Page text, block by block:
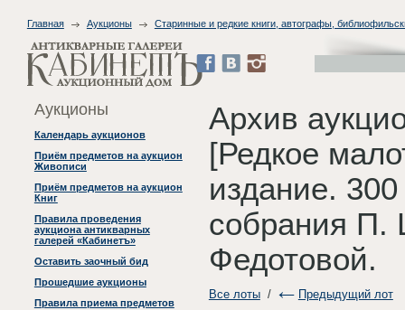
Главная Аукционы Старинные и редкие книги, автографы,
Аукционы
Календарь аукционов
Приём предметов на аукцион
Живописи
Приём предметов на аукцион
Книг
Правила проведения
аукциона антикварных
галерей «Кабинетъ»
Оставить заочный бид
Прошедшие аукционы
Правила приема предметов
Архив
[Редкое
издание.
собрания П.
Федотовой.
Все лоты/ Предыдущий лот